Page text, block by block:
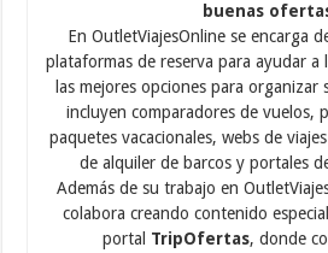
buenas
En OutletViajesOnline se encarga
plataformas de reserva para ayudar a
las mejores opciones para organizar
incluyen comparadores de vuelos,
paquetes vacacionales, webs de
de alquiler de barcos y portales
Además de su trabajo en
colabora creando contenido
portal TripOfertas, donde